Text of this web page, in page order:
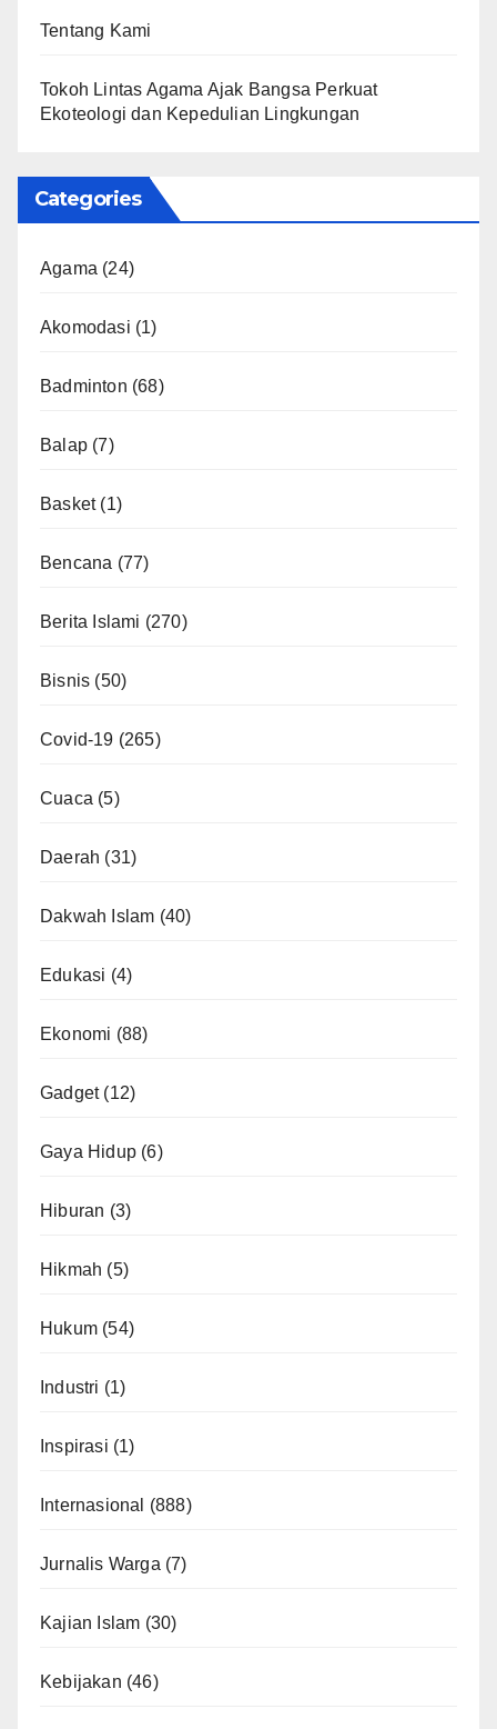
Tentang Kami
Tokoh Lintas Agama Ajak Bangsa Perkuat
Ekoteologi dan Kepedulian Lingkungan
Categories
Agama (24)
Akomodasi (1)
Badminton (68)
Balap (7)
Basket(1)
Bencana (77)
Berita Islami (270)
Bisnis (50)
Covid-19 (265)
Cuaca (5)
Daerah (31)
Dakwah Islam (40)
Edukasi (4)
Ekonomi (88)
Gadget(12)
Gaya Hidup (6)
Hiburan (3)
Hikmah (5)
Hukum (54)
Industri (1)
Inspirasi (1)
Internasional (888)
Jurnalis Warga (7)
Kajian Islam (30)
Kebijakan (46)